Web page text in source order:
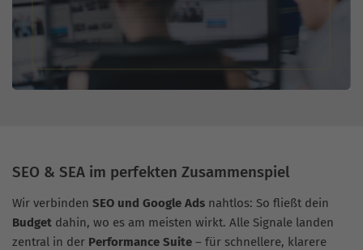
SEO & SEA im perfekten Zusammenspiel
Wir verbinden SEO und Google Ads nahtlos: So fließt dein
Budget dahin, wo es am meisten wirkt. Alle Signale landen
zentral in der Performance Suite – für schnellere, klarere